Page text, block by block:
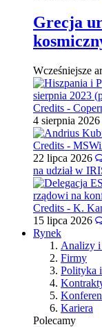
Grecja
Wcześniejsze
4 sierpnia 2026
22 lipca 2026
na udział w
15 lipca 2026
Rynek
Analizy
Firmy
Polityka
Kariera
Polecamy